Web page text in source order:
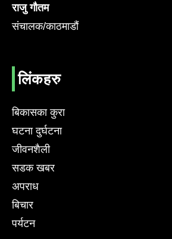
राजु गौतम
संचालक/काठमाडौं
लिंकहरु
बिकासका कुरा
घटना दुर्घटना
जीवनशैली
सडक खबर
अपराध
बिचार
पर्यटन